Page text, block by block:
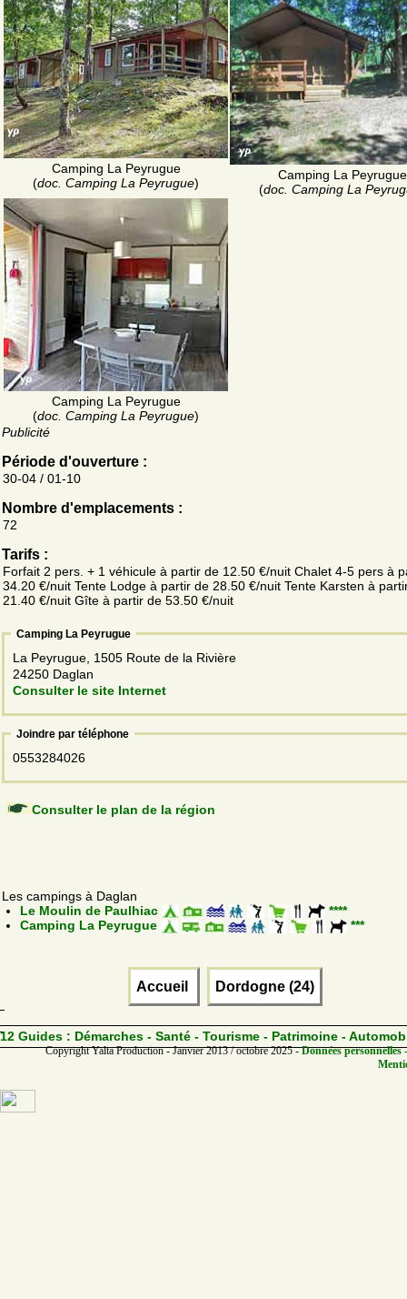
Camping La Peyrugue
(doc. Camping La Peyrugue)
Camping La Peyrugue
(doc. Camping La
Camping La Peyrugue
(doc. Camping La Peyrugue)
Publicité
Période d'ouverture :
30-04 / 01-10
Nombre d'emplacements :
72
Tarifs :
Forfait 2 pers. + 1 véhicule à partir de 12.50 €/nuit Chalet 4-5 pers à
34.20 €/nuit Tente Lodge à partir de 28.50 €/nuit Tente Karsten à
21.40 €/nuit Gîte à partir de 53.50 €/nuit
Camping La Peyrugue
La Peyrugue, 1505 Route de la Rivière
24250 Daglan
Consulter le site Internet
Joindre par téléphone
0553284026
Consulter le plan de la région
Les campings à Daglan
Le Moulin de Paulhiac
****
Camping La Peyrugue
***
Accueil Dordogne (24)
12 Guides : Démarches - Santé - Tourisme - Patrimoine -
Copyright Yalta Production - Janvier 2013 / octobre 2025 -Données personnelles